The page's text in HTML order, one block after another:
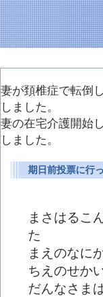
妻が頚椎症で転倒
しました。
妻の在宅介護開始
しました。
期日前投票に行
まさはるこ
た
まえのなに
ちえのせか
だんなさま